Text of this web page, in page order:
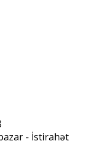
- İstirahət